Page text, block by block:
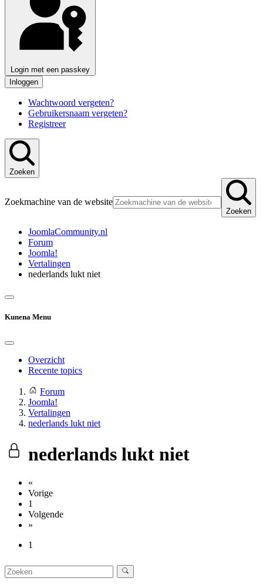
Login met een passkey
Inloggen
Wachtwoord vergeten?
Gebruikersnaam vergeten?
Registreer
Zoeken
Zoekmachine van de website
Zoeken
JoomlaCommunity.nl
Forum
Joomla!
Vertalingen
nederlands lukt niet
Kunena Menu
Overzicht
Recente topics
Forum
Joomla!
Vertalingen
nederlands lukt niet
nederlands lukt niet
«
Vorige
1
Volgende
»
1